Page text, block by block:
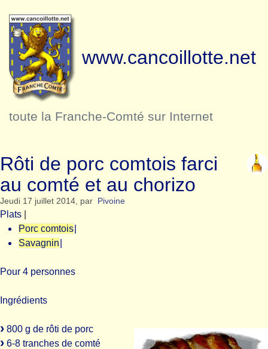
www.cancoillotte.net
toute la Franche-Comté sur Internet
Rôti de porc comtois farci
au comté et au chorizo
Jeudi 17 juillet 2014, par Pivoine
Plats
Porc comtois
Savagnin
Pour 4 personnes
Ingrédients
800 g de rôti de porc
6-8 tranches de comté